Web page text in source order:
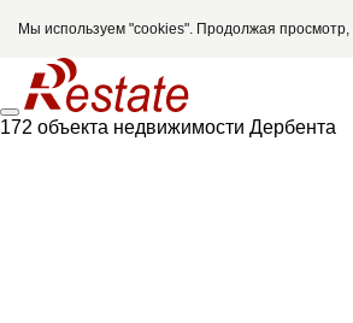
Мы используем "cookies". Продолжая
172 объекта недвижимости Дербента